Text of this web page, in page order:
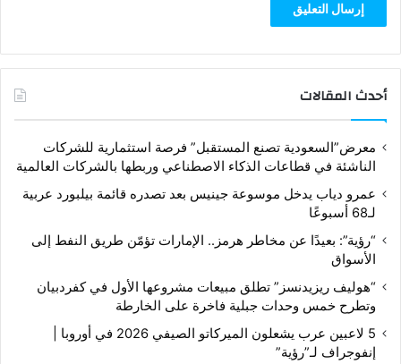
أحدث المقالات
معرض”السعودية تصنع المستقبل” فرصة استثمارية للشركات
الناشئة في قطاعات الذكاء الاصطناعي وربطها بالشركات العالمية
عمرو دياب يدخل موسوعة جينيس بعد تصدره قائمة بيلبورد عربية
لـ68 أسبوعًا
“رؤية”: بعيدًا عن مخاطر هرمز.. الإمارات تؤمّن طريق النفط إلى
الأسواق
“هوليف ريزيدنسز” تطلق مبيعات مشروعها الأول في كفردبيان
وتطرح خمس وحدات جبلية فاخرة على الخارطة
5 لاعبين عرب يشعلون الميركاتو الصيفي 2026 في أوروبا |
إنفوجراف لـ”رؤية”